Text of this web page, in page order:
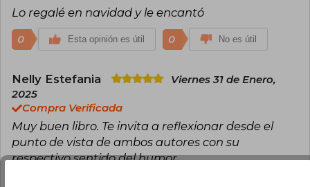
Lo regalé en navidad y le encantó
0 Esta opinión es útil 0 No es útil
Nelly Estefania
Viernes 31 de Enero,
2025
Compra Verificada
Muy buen libro. Te invita a reflexionar desde el
punto de vista de ambos autores con su
respectivo sentido del humor.